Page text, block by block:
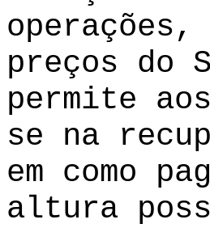
preços do
permite
se na
em como
altura